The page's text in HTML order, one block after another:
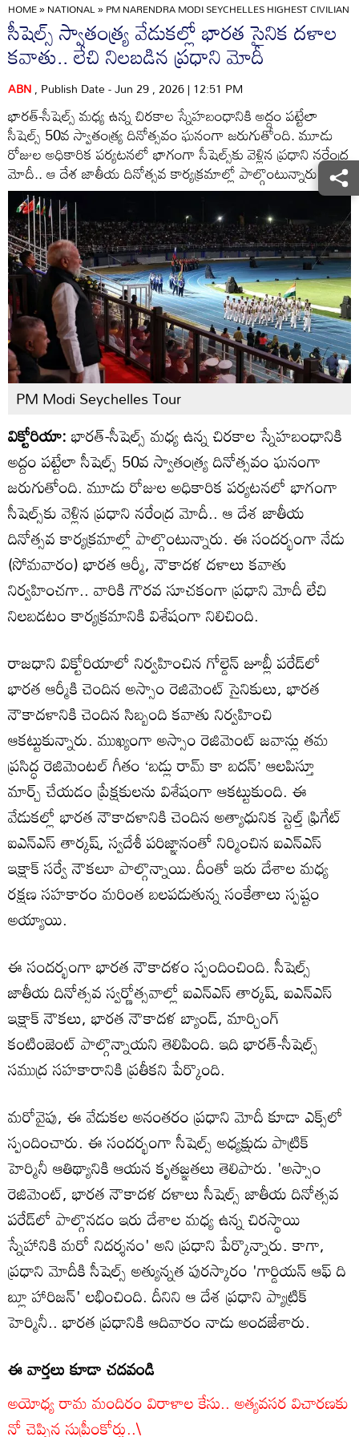
HOME»NATIONAL»PM NARENDRA MODI SEYCHELLES HIGHEST
సీషెల్స్ స్వాతంత్ర్య వేడుకల్లో భారత సైనిక దళాల
కవాతు.. లేచి నిలబడిన ప్రధాని మోదీ
ABN, Publish Date - Jun 29 , 2026 | 12:51 PM
భారత్-సీషెల్స్ మధ్య ఉన్న చిరకాల స్నేహబంధానికి అద్దం పట్టేలా
సీషెల్స్ 50వ స్వాతంత్ర్య దినోత్సవం ఘనంగా జరుగుతోంది. మూడు
రోజుల అధికారిక పర్యటనలో భాగంగా సీషెల్స్‌కు వెళ్లిన ప్రధాని నరేంద్ర
మోదీ.. ఆ దేశ జాతీయ దినోత్సవ కార్యక్రమాల్లో పాల్గొంటున్నారు.
PM Modi Seychelles Tour
విక్టోరియా:భారత్-సీషెల్స్ మధ్య ఉన్న చిరకాల స్నేహబంధానికి
అద్దం పట్టేలా సీషెల్స్ 50వ స్వాతంత్ర్య దినోత్సవం ఘనంగా
జరుగుతోంది. మూడు రోజుల అధికారిక పర్యటనలో భాగంగా
సీషెల్స్‌కు వెళ్లిన ప్రధాని నరేంద్ర మోదీ.. ఆ దేశ జాతీయ
దినోత్సవ కార్యక్రమాల్లో పాల్గొంటున్నారు. ఈ సందర్భంగా నేడు
(సోమవారం) భారత ఆర్మీ, నౌకాదళ దళాలు కవాతు
నిర్వహించగా.. వారికి గౌరవ సూచకంగా ప్రధాని మోదీ లేచి
నిలబడటం కార్యక్రమానికి విశేషంగా నిలిచింది.
రాజధాని విక్టోరియాలో నిర్వహించిన గోల్డెన్ జూబ్లీ పరేడ్‌లో
భారత ఆర్మీకి చెందిన అస్సాం రెజిమెంట్ సైనికులు, భారత
నౌకాదళానికి చెందిన సిబ్బంది కవాతు నిర్వహించి
ఆకట్టుకున్నారు. ముఖ్యంగా అస్సాం రెజిమెంట్ జవాన్లు తమ
ప్రసిద్ధ రెజిమెంటల్ గీతం ‘బడ్లు రామ్ కా బదన్’ ఆలపిస్తూ
మార్చ్ చేయడం ప్రేక్షకులను విశేషంగా ఆకట్టుకుంది. ఈ
వేడుకల్లో భారత నౌకాదళానికి చెందిన అత్యాధునిక స్టెల్త్ ఫ్రిగేట్
ఐఎన్‌ఎస్ తార్కష్, స్వదేశీ పరిజ్ఞానంతో నిర్మించిన ఐఎన్‌ఎస్
ఇక్షాక్ సర్వే నౌకలూ పాల్గొన్నాయి. దీంతో ఇరు దేశాల మధ్య
రక్షణ సహకారం మరింత బలపడుతున్న సంకేతాలు స్పష్టం
అయ్యాయి.
ఈ సందర్భంగా భారత నౌకాదళం స్పందించింది. సీషెల్స్
జాతీయ దినోత్సవ స్వర్ణోత్సవాల్లో ఐఎన్‌ఎస్ తార్కష్, ఐఎన్‌ఎస్
ఇక్షాక్ నౌకలు, భారత నౌకాదళ బ్యాండ్, మార్చింగ్
కంటింజెంట్ పాల్గొన్నాయని తెలిపింది. ఇది భారత్-సీషెల్స్
సముద్ర సహకారానికి ప్రతీకని పేర్కొంది.
మరోవైపు, ఈ వేడుకల అనంతరం ప్రధాని మోదీ కూడా ఎక్స్‌లో
స్పందించారు. ఈ సందర్భంగా సీషెల్స్ అధ్యక్షుడు పాట్రిక్
హెర్మినీ ఆతిథ్యానికి ఆయన కృతజ్ఞతలు తెలిపారు. 'అస్సాం
రెజిమెంట్, భారత నౌకాదళ దళాలు సీషెల్స్ జాతీయ దినోత్సవ
పరేడ్‌లో పాల్గొనడం ఇరు దేశాల మధ్య ఉన్న చిరస్థాయి
స్నేహానికి మరో నిదర్శనం' అని ప్రధాని పేర్కొన్నారు. కాగా,
ప్రధాని మోదీకి సీషెల్స్ అత్యున్నత పురస్కారం 'గార్డియన్ ఆఫ్ ది
బ్లూ హారిజన్' లభించింది. దీనిని ఆ దేశ ప్రధాని ప్యాట్రిక్
హెర్మినీ.. భారత ప్రధానికి ఆదివారం నాడు అందజేశారు.
ఈ వార్తలు కూడా చదవండి
అయోధ్య రామ మందిరం విరాళాల కేసు.. అత్యవసర విచారణకు
నో చెప్పిన సుప్రీంకోర్టు..\